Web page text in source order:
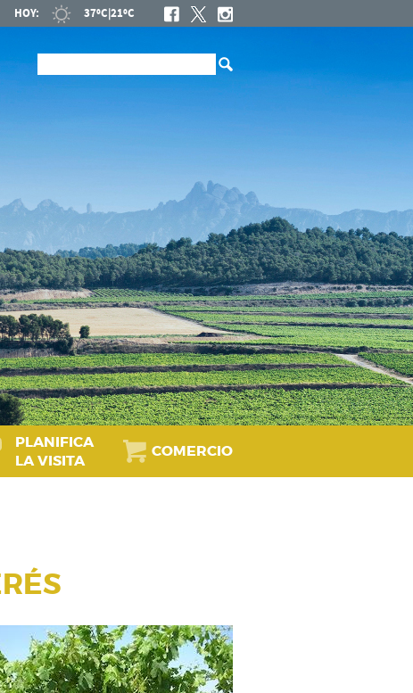
HOY: 37ºC|21ºC
PLANIFICA
LA VISITA
COMERCIO